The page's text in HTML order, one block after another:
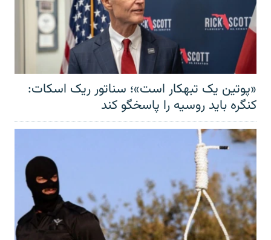
«پوتین یک تبهکار است»؛ سناتور ریک اسکات:
کنگره باید روسیه را پاسخگو کند